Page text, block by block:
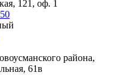
121, оф. 1
района,
61в